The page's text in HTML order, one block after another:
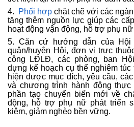
4.
Phối hợp chặt chẽ với các
tăng thêm nguồn lực giúp các
hoạt động vận động, hỗ trợ phụ
5. Căn cứ hướng dẫn của Hội
quận/huyện Hội, đơn vị trực
công LĐLĐ, các phòng, ban
dựng kế hoạch cụ thể nghiêm
hiện được mục đích, yêu cầu,
và chương trình hành động
phần tạo chuyển biến mới về
động, hỗ trợ phụ nữ phát triển
kiệm, giảm nghèo bền vững.